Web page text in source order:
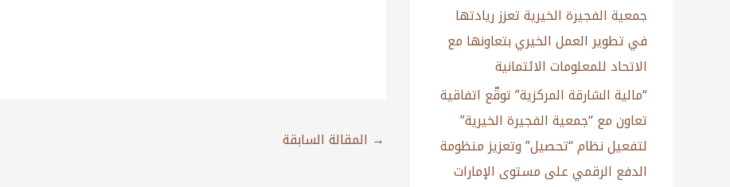
جمعية الفجيرة الخيرية تعزز ريادتها
في تطوير العمل الخيري بتعاونها مع
الاتحاد للمعلومات الائتمانية
“مالية الشارقة المركزية” توقّع اتفاقية
تعاون مع “جمعية الفجيرة الخيرية”
لتفعيل نظام “تحصيل” وتعزيز منظومة
الدفع الرقمي على مستوى الإمارات
→ المقالة السابقة